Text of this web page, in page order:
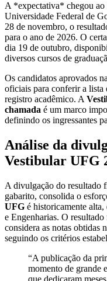
A *expectativa* chegou ao
Universidade Federal de
28 de novembro, o
para o ano de 2026. O
dia 19 de outubro,
diversos cursos de
Os candidatos aprovados
oficiais para conferir a lista
registro acadêmico. A
chamada é um marco
definindo os ingressantes
Análise da
Vestibular UFG
A divulgação do resultado
gabarito, consolida o
UFG é historicamente
e Engenharias. O
considera as notas obtidas
seguindo os critérios
“A publicação da
momento de grande
que dedicaram